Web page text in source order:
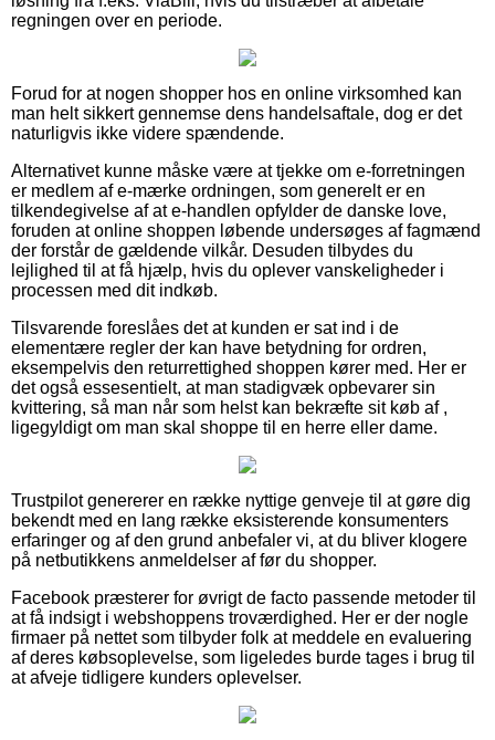
regningen over en periode.
Forud for at nogen shopper hos en online virksomhed kan
man helt sikkert gennemse dens handelsaftale, dog er det
naturligvis ikke videre spændende.
Alternativet kunne måske være at tjekke om e-forretningen
er medlem af e-mærke ordningen, som generelt er en
tilkendegivelse af at e-handlen opfylder de danske love,
foruden at online shoppen løbende undersøges af fagmænd
der forstår de gældende vilkår. Desuden tilbydes du
lejlighed til at få hjælp, hvis du oplever vanskeligheder i
processen med dit indkøb.
Tilsvarende foreslåes det at kunden er sat ind i de
elementære regler der kan have betydning for ordren,
eksempelvis den returrettighed shoppen kører med. Her er
det også essesentielt, at man stadigvæk opbevarer sin
kvittering, så man når som helst kan bekræfte sit køb af ,
ligegyldigt om man skal shoppe til en herre eller dame.
Trustpilot genererer en række nyttige genveje til at gøre dig
bekendt med en lang række eksisterende konsumenters
erfaringer og af den grund anbefaler vi, at du bliver klogere
på netbutikkens anmeldelser af før du shopper.
Facebook præsterer for øvrigt de facto passende metoder til
at få indsigt i webshoppens troværdighed. Her er der nogle
firmaer på nettet som tilbyder folk at meddele en evaluering
af deres købsoplevelse, som ligeledes burde tages i brug til
at afveje tidligere kunders oplevelser.